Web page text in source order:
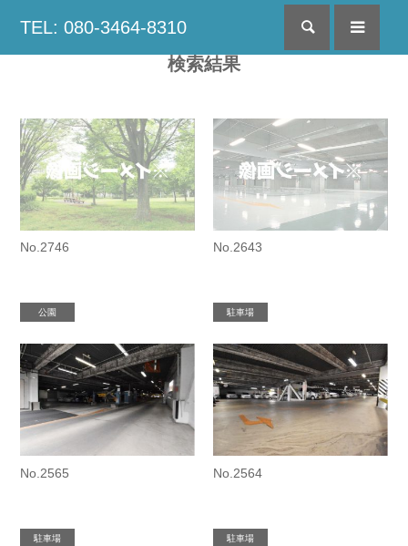
TEL: 080-3464-8310 検索
検索結果
No.2746
公園
No.2643
駐車場
No.2565
駐車場
No.2564
駐車場